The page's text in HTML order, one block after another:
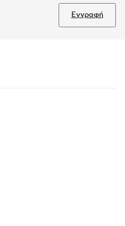
Εγγραφή